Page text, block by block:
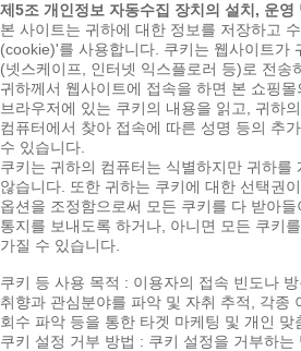
제5조 개인정보 자동수집 장치의 설치, 운영
본 사이트는 귀하에 대한 정보를 저장하고
(cookie)'를 사용합니다. 쿠키는 웹사이트가
(넷스케이프, 인터넷 익스플로러 등)로 전송
귀하께서 웹사이트에 접속을 하면 본 쇼핑
브라우저에 있는 쿠키의 내용을 읽고, 귀하
컴퓨터에서 찾아 접속에 따른 성명 등의 추
수 있습니다.
쿠키는 귀하의 컴퓨터는 식별하지만 귀하를
않습니다. 또한 귀하는 쿠키에 대한 선택권
옵션을 조정함으로써 모든 쿠키를 다 받아
통지를 보내도록 하거나, 아니면 모든 쿠키
가질 수 있습니다.
쿠키 등 사용 목적 : 이용자의 접속 빈도나
취향과 관심분야를 파악 및 자취 추적, 각종
회수 파악 등을 통한 타겟 마케팅 및 개인 맞
쿠키 설정 거부 방법 : 쿠키 설정을 거부하는